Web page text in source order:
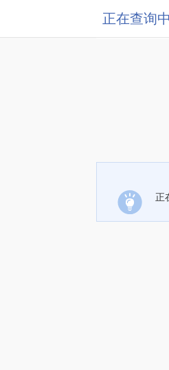
正在查询中
正